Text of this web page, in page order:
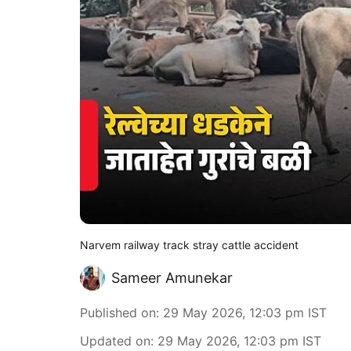
Narvem railway track stray cattle accident
Sameer Amunekar
Published on: 29 May 2026, 12:03 pm IST
Updated on: 29 May 2026, 12:03 pm IST